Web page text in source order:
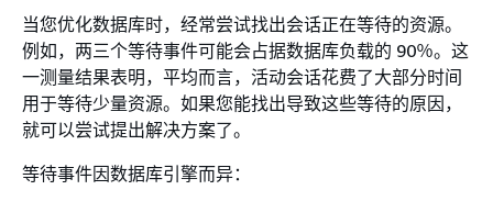
当您优化数据库时，经常尝试找出会话正在等待的资源。
例如，两三个等待事件可能会占据数据库负载的 90％。这
一测量结果表明，平均而言，活动会话花费了大部分时间
用于等待少量资源。如果您能找出导致这些等待的原因，
就可以尝试提出解决方案了。
等待事件因数据库引擎而异：